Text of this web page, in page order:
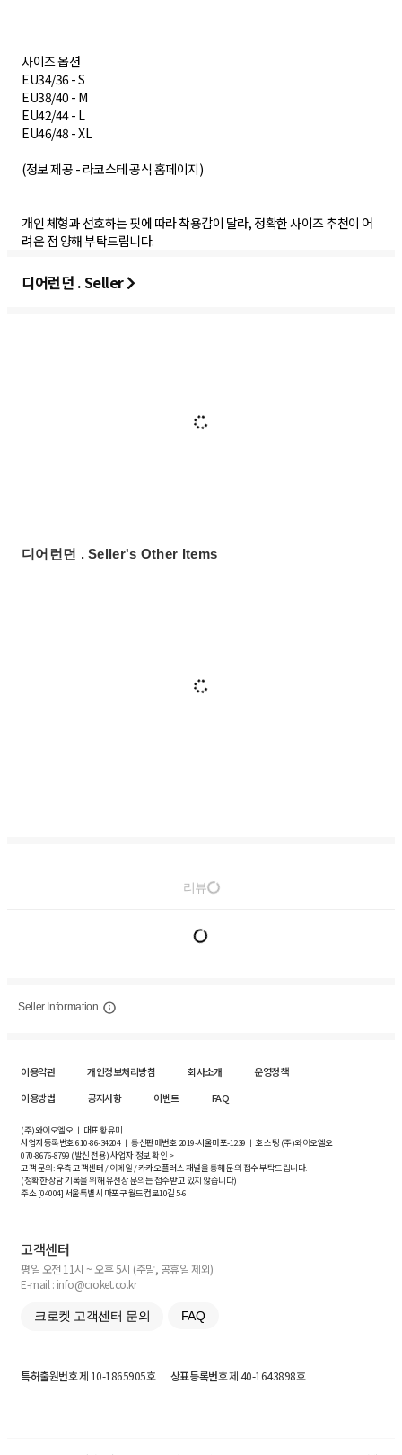
사이즈 옵션
EU34/36 - S
EU38/40 - M
EU42/44 - L
EU46/48 - XL
(정보 제공 - 라코스테 공식 홈페이지)​
개인 체형과 선호하는 핏에 따라 착용감이 달라, 정확한 사이즈 추천이 어
디어런던 . Seller
디어런던 . Seller's Other Items
리뷰
Seller Information
이용약관 개인정보처리방침 회사소개
운영정책
이용방법
공지사항 이벤트 FAQ
(주)와이오엘오 ㅣ 대표 황유미
사업자등록번호610-86-34204ㅣ 통신판매번호 2019-서울마포-1239 ㅣ 호스팅 (주)와이오엘오
070-8676-8799 (발신 전용)사업자 정보 확인 >
고객 문의: 우측 고객센터 / 이메일 / 카카오플러스 채널을 통해 문의 접수 부탁드립니다.
(정확한 상담 기록을 위해 유선상 문의는 접수받고 있지 않습니다)
주소 [04004] 서울특별시 마포구 월드컵로10길5-6
고객센터
평일 오전 11시 ~ 오후 5시 (주말, 공휴일 제외)
E-mail : info@croket.co.kr
크로켓 고객센터 문의 FAQ
특허출원번호제 10-1865905호 상표등록번호제 40-1643898호